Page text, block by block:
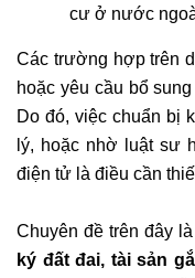
cư ở nước
Các trường hợp trên
hoặc yêu cầu bổ
Do đó, việc chuẩn bị
lý, hoặc nhờ luật sư
điện tử là điều cần
Chuyên đề trên đây
ký đất đai, tài sản